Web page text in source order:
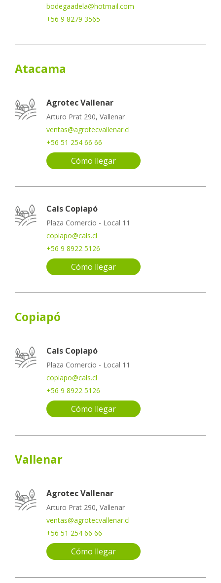
bodegaadela@hotmail.com
+56 9 8279 3565
Atacama
Agrotec Vallenar
Arturo Prat 290, Vallenar
ventas@agrotecvallenar.cl
+56 51 254 66 66
Cómo llegar
Cals Copiapó
Plaza Comercio - Local 11
copiapo@cals.cl
+56 9 8922 5126
Cómo llegar
Copiapó
Cals Copiapó
Plaza Comercio - Local 11
copiapo@cals.cl
+56 9 8922 5126
Cómo llegar
Vallenar
Agrotec Vallenar
Arturo Prat 290, Vallenar
ventas@agrotecvallenar.cl
+56 51 254 66 66
Cómo llegar